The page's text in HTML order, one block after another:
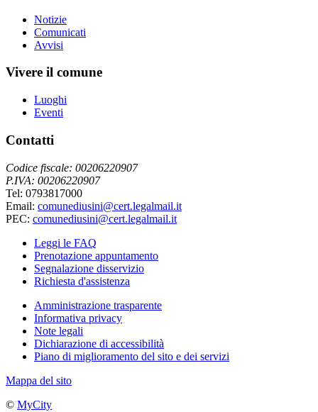
Notizie
Comunicati
Avvisi
Vivere il comune
Luoghi
Eventi
Contatti
Codice fiscale: 00206220907
P.IVA: 00206220907
Tel: 0793817000
Email: comunediusini@cert.legalmail.it
PEC: comunediusini@cert.legalmail.it
Leggi le FAQ
Prenotazione appuntamento
Segnalazione disservizio
Richiesta d'assistenza
Amministrazione trasparente
Informativa privacy
Note legali
Dichiarazione di accessibilità
Piano di miglioramento del sito e dei servizi
Mappa del sito
© MyCity